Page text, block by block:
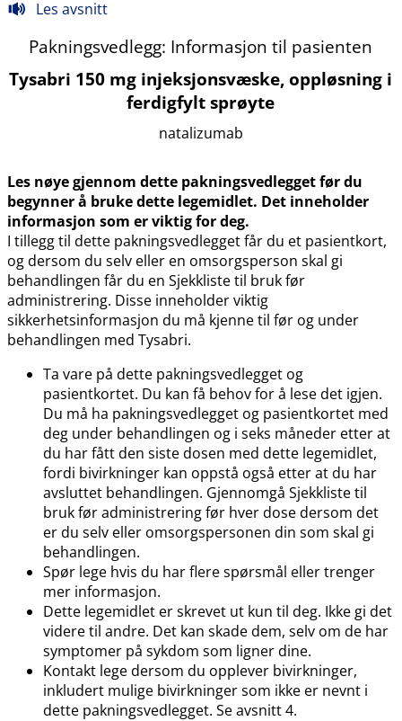
Les avsnitt
Pakningsvedlegg: Informasjon til pasienten
Tysabri 150 mg injeksjonsvæske, oppløsning i
ferdigfylt sprøyte
natalizumab
Les nøye gjennom dette pakningsvedlegget før du
begynner å bruke dette legemidlet. Det inneholder
informasjon som er viktig for deg.
I tillegg til dette pakningsvedlegget får du et pasientkort,
og dersom du selv eller en omsorgsperson skal gi
behandlingen får du en Sjekkliste til bruk før
administrering. Disse inneholder viktig
sikkerhetsinformasjon du må kjenne til før og under
behandlingen med Tysabri.
Ta vare på dette pakningsvedlegget og
pasientkortet. Du kan få behov for å lese det igjen.
Du må ha pakningsvedlegget og pasientkortet med
deg under behandlingen og i seks måneder etter at
du har fått den siste dosen med dette legemidlet,
fordi bivirkninger kan oppstå også etter at du har
avsluttet behandlingen. Gjennomgå Sjekkliste til
bruk før administrering før hver dose dersom det
er du selv eller omsorgspersonen din som skal gi
behandlingen.
Spør lege hvis du har flere spørsmål eller trenger
mer informasjon.
Dette legemidlet er skrevet ut kun til deg. Ikke gi det
videre til andre. Det kan skade dem, selv om de har
symptomer på sykdom som ligner dine.
Kontakt lege dersom du opplever bivirkninger,
inkludert mulige bivirkninger som ikke er nevnt i
dette pakningsvedlegget. Se avsnitt 4.